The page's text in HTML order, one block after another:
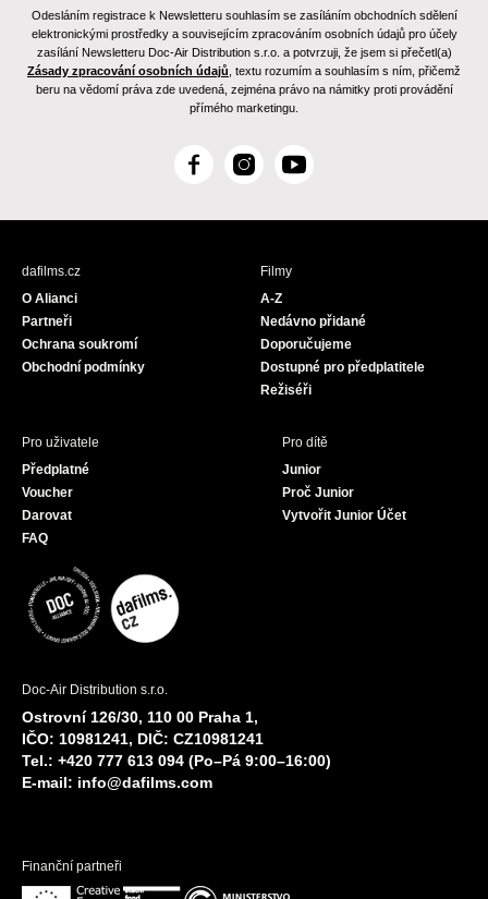
Odesláním registrace k Newsletteru souhlasím se zasíláním obchodních sdělení
elektronickými prostředky a souvisejícím zpracováním osobních údajů pro účely
zasílání Newsletteru Doc-Air Distribution s.r.o. a potvrzuji, že jsem si přečetl(a)
Zásady zpracování osobních údajů , textu rozumím a souhlasím s ním, přičemž
beru na vědomí práva zde uvedená, zejména právo na námitky proti provádění
přímého marketingu.
F
c
I
s
Y
u
dafilms.cz
O Alianci
Partneři
Ochrana soukromí
Obchodní podmínky
Filmy
A-Z
Nedávno přidané
Doporučujeme
Dostupné pro předplatitele
Režiséři
Pro uživatele
Předplatné
Voucher
Darovat
FAQ
Pro dítě
Junior
Proč Junior
Vytvořit Junior Účet
Doc-Air Distribution s.r.o.
Ostrovní 126/30, 110 00 Praha 1,
IČO: 10981241, DIČ: CZ10981241
Tel.: +420 777 613 094 (Po–Pá 9:00–16:00)
E-mail: info@dafilms.com
Finanční partneři